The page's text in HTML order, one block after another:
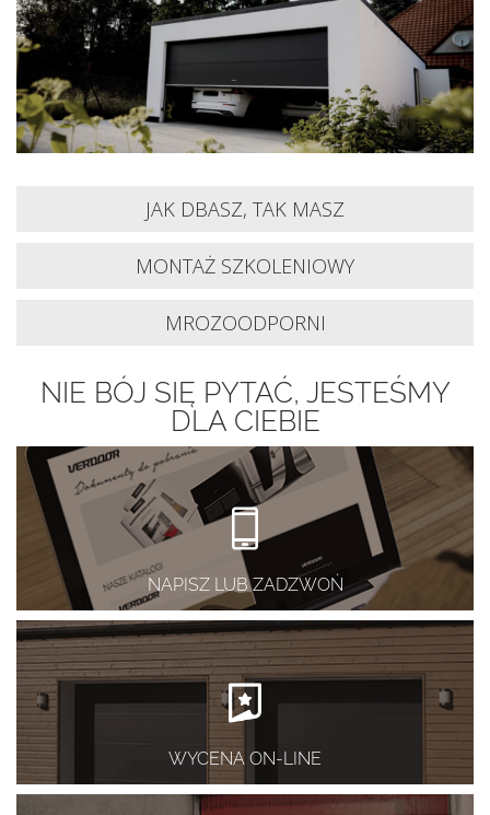
JAK DBASZ, TAK MASZ
MONTAŻ SZKOLENIOWY
MROZOODPORNI
NIE BÓJ SIĘ PYTAĆ, JESTEŚMY
DLA CIEBIE
NAPISZ LUB ZADZWOŃ
WYCENA ON-LINE